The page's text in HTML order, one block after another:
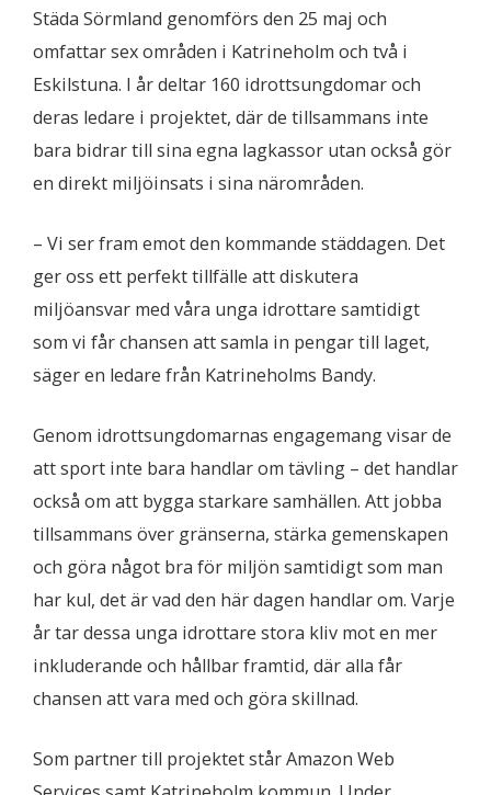
Städa Sörmland genomförs den 25 maj och
omfattar sex områden i Katrineholm och två i
Eskilstuna. I år deltar 160 idrottsungdomar och
deras ledare i projektet, där de tillsammans inte
bara bidrar till sina egna lagkassor utan också gör
en direkt miljöinsats i sina närområden.
– Vi ser fram emot den kommande städdagen. Det
ger oss ett perfekt tillfälle att diskutera
miljöansvar med våra unga idrottare samtidigt
som vi får chansen att samla in pengar till laget,
säger en ledare från Katrineholms Bandy.
Genom idrottsungdomarnas engagemang visar de
att sport inte bara handlar om tävling – det handlar
också om att bygga starkare samhällen. Att jobba
tillsammans över gränserna, stärka gemenskapen
och göra något bra för miljön samtidigt som man
har kul, det är vad den här dagen handlar om. Varje
år tar dessa unga idrottare stora kliv mot en mer
inkluderande och hållbar framtid, där alla får
chansen att vara med och göra skillnad.
Som partner till projektet står Amazon Web